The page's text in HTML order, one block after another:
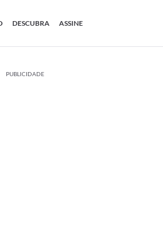
DESCUBRA ASSINE
PUBLICIDADE